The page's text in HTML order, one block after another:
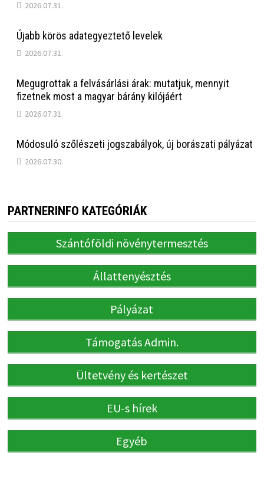
2026.07.31.
Újabb körös adategyeztető levelek
2026.07.31.
Megugrottak a felvásárlási árak: mutatjuk, mennyit
fizetnek most a magyar bárány kilójáért
2026.07.31.
Módosuló szőlészeti jogszabályok, új borászati pályázat
2026.07.30.
PARTNERINFO KATEGÓRIÁK
Szántóföldi növénytermesztés
Állattenyésztés
Pályázat
Támogatás Admin.
Ültetvény és kertészet
EU-s hírek
Egyéb